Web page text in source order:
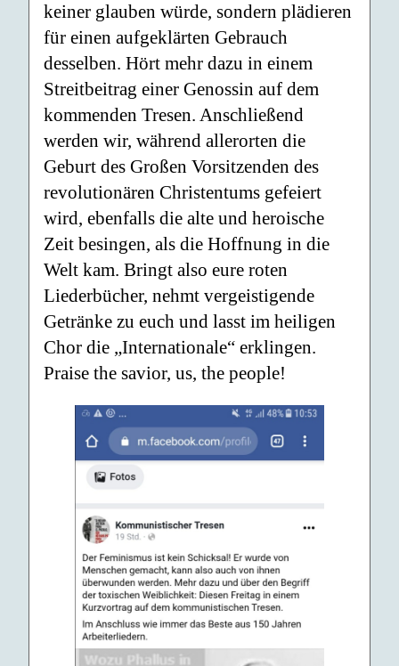
keiner glauben würde, sondern plädieren
für einen aufgeklärten Gebrauch
desselben. Hört mehr dazu in einem
Streitbeitrag einer Genossin auf dem
kommenden Tresen. Anschließend
werden wir, während allerorten die
Geburt des Großen Vorsitzenden des
revolutionären Christentums gefeiert
wird, ebenfalls die alte und heroische
Zeit besingen, als die Hoffnung in die
Welt kam. Bringt also eure roten
Liederbücher, nehmt vergeistigende
Getränke zu euch und lasst im heiligen
Chor die „Internationale“ erklingen.
Praise the savior, us, the people!